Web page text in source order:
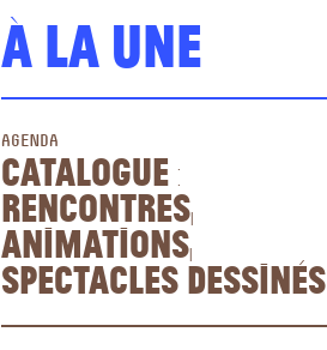
À la une
AGENDA
catalogue :
rencontres,
animations,
spectacles dessinés